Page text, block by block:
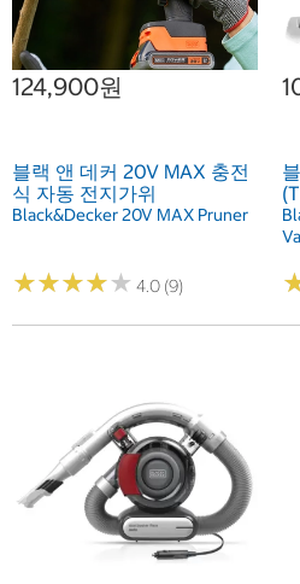
124,900원
블랙 앤 데커 20V MAX 충전
식 자동 전지가위
Black&Decker 20V MAX Pruner
★★★★★
★★★★★ 4.0 (9)